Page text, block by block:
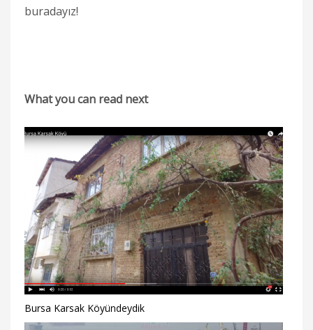
buradayız!
What you can read next
Bursa Karsak Köyündeydik